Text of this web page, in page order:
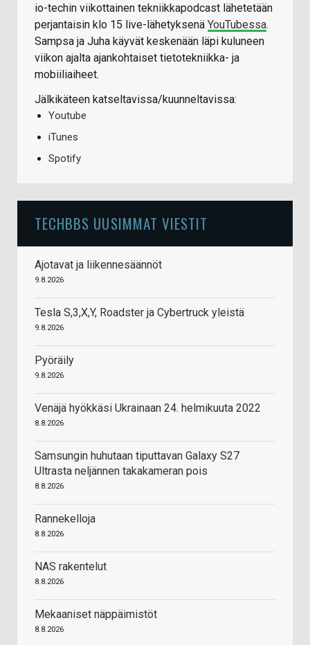
io-techin viikottainen tekniikkapodcast lähetetään
perjantaisin klo 15 live-lähetyksenä YouTubessa.
Sampsa ja Juha käyvät keskenään läpi kuluneen
viikon ajalta ajankohtaiset tietotekniikka- ja
mobiiliaiheet.
Jälkikäteen katseltavissa/kuunneltavissa:
Youtube
iTunes
Spotify
TECHBBS UUSIMMAT VIESTIT
Ajotavat ja liikennesäännöt
9.8.2026
Tesla S,3,X,Y, Roadster ja Cybertruck yleistä
9.8.2026
Pyöräily
9.8.2026
Venäjä hyökkäsi Ukrainaan 24. helmikuuta 2022
8.8.2026
Samsungin huhutaan tiputtavan Galaxy S27
Ultrasta neljännen takakameran pois
8.8.2026
Rannekelloja
8.8.2026
NAS rakentelut
8.8.2026
Mekaaniset näppäimistöt
8.8.2026